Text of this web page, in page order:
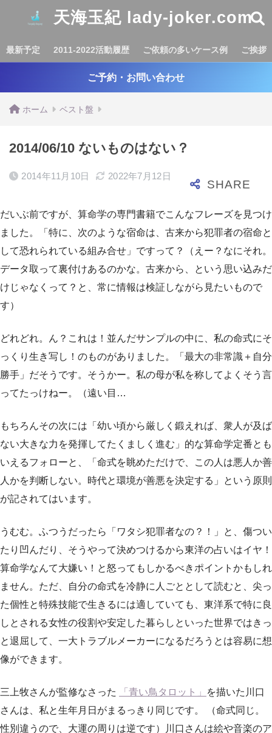
天海玉紀 lady-joker.com
最新予定 2011-2022活動履歴 ご依頼の多いケース例 ご挨拶
ご予約・お問い合わせ
ホーム ベスト盤
2014/06/10 ないものはない？
2014年11月10日 2022年7月12日
だいぶ前ですが、算命学の専門書籍でこんなフレーズを見つけ
ました。「特に、次のような宿命は、古来から犯罪者の宿命と
して恐れられている組み合せ」ですって？（えー？なにそれ。
データ取って裏付けあるのかな。古来から、という思い込みだ
けじゃなくって？と、常に情報は検証しながら見たいもので
す）
どれどれ。ん？これは！並んだサンプルの中に、私の命式にそ
っくり生き写し！のものがありました。「最大の非常識＋自分
勝手」だそうです。そうかー。私の母が私を称してよくそう言
ってたっけねー。（遠い目…
もちろんその次には「幼い頃から厳しく鍛えれば、衆人が及ば
ない大きな力を発揮してたくましく進む」的な算命学定番とも
いえるフォローと、「命式を眺めただけで、この人は悪人か善
人かを判断しない。時代と環境が善悪を決定する」という原則
が記されてはいます。
うむむ。ふつうだったら「ワタシ犯罪者なの？！」と、傷つい
たり凹んだり、そうやって決めつけるから東洋の占いはイヤ！
算命学なんて大嫌い！と怒ってもしかるべきポイントかもしれ
ません。ただ、自分の命式を冷静に人ごととして読むと、尖っ
た個性と特殊技能で生きるには適していても、東洋系で特に良
しとされる女性の役割や安定した暮らしといった世界ではきっ
と退屈して、一大トラブルメーカーになるだろうとは容易に想
像ができます。
三上牧さんが監修なさった 「青い鳥タロット」
を描いた川口
さんは、私と生年月日がまるっきり同じです。 （命式同じ。
性別違うので、大運の周りは逆です）川口さんは絵や音楽のア